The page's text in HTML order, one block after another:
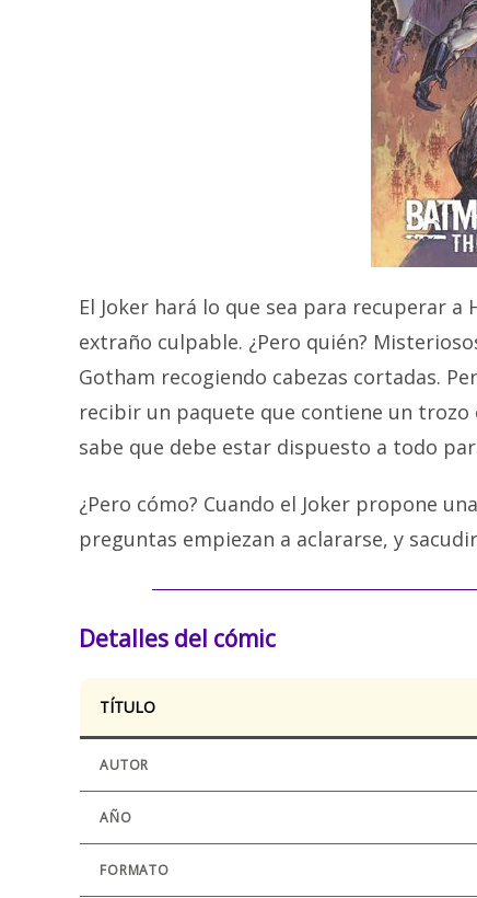
El Joker hará lo que sea para recuperar
extraño culpable. ¿Pero quién?
Gotham recogiendo cabezas cortadas.
recibir un paquete que contiene un
sabe que debe estar dispuesto a todo
¿Pero cómo? Cuando el Joker propone
preguntas empiezan a aclararse, y
Detalles del cómic
TÍTULO
AUTOR
AÑO
FORMATO